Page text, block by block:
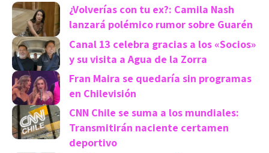
¿Volverías con tu ex?: Camila Nash
lanzará polémico rumor sobre Guarén
Canal 13 celebra gracias a los «Socios»
y su visita a Agua de la Zorra
Fran Maira se quedaría sin programas
en Chilevisión
CNN Chile se suma a los mundiales:
Transmitirán naciente certamen
deportivo